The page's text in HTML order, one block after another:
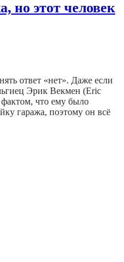
но этот человек
ответ «нет». Даже если
Эрик Векмен (Eric
фактом, что ему было
гаража, поэтому он всё